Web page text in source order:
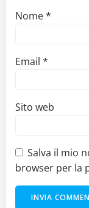
Nome*
Email *
Sito web
Salva il mio
browser per la